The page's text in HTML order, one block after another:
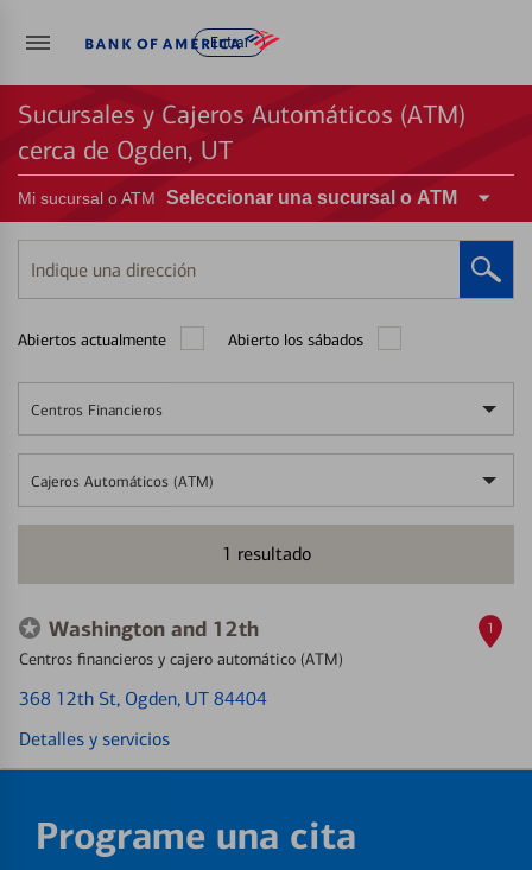
Entrar
Sucursales y Cajeros Automáticos (ATM)
cerca de Ogden, UT
Mi sucursal o ATM Seleccionar una sucursal o ATM
Indique
una
Abiertos actualmente Abierto los sábados
Centros Financieros
Cajeros Automáticos (ATM)
1 resultado
Washington and 12th
Centros financieros y cajero automático (ATM)
368 12th St, Ogden, UT 84404
Detalles y servicios
1
Programe una cita